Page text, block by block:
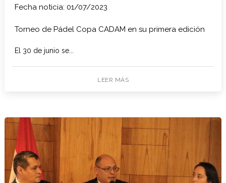
Fecha noticia: 01/07/2023
Torneo de Pádel Copa CADAM en su primera edición
El 30 de junio se...
LEER MÁS